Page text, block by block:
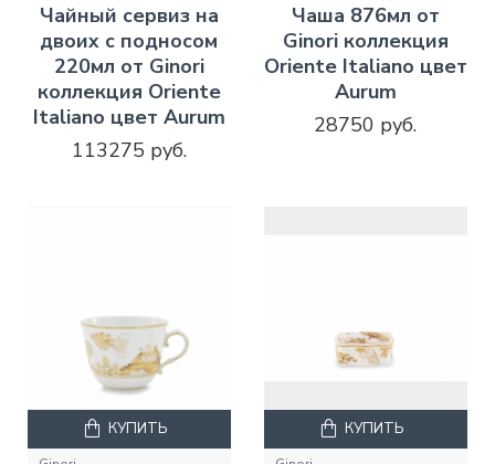
Чайный сервиз на
двоих с подносом
220мл от Ginori
коллекция Oriente
Italiano цвет Aurum
113275 руб.
Чаша 876мл от
Ginori коллекция
Oriente Italiano цвет
Aurum
28750 руб.
КУПИТЬ КУПИТЬ